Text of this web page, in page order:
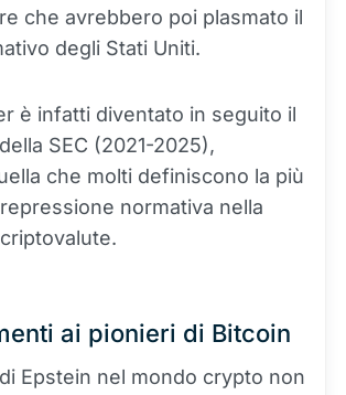
che avrebbero poi plasmato il
degli Stati Uniti.
è infatti diventato in seguito il
SEC (2021-2025),
che molti definiscono la più
normativa nella
ai pionieri di Bitcoin
Epstein nel mondo crypto non